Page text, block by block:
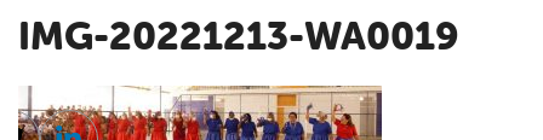
IMG-20221213-WA0019